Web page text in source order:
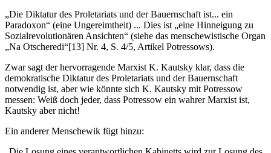
„Die Diktatur des Proletariats und der Bauernschaft ist... ein
Paradoxon“ (eine Ungereimtheit) ... Dies ist „eine Hinneigung zu
Sozialrevolutionären Ansichten“ (siehe das menschewistische Organ
„Na Otscheredi“[13] Nr. 4, S. 4/5, Artikel Potressows).
Zwar sagt der hervorragende Marxist K. Kautsky klar, dass die
demokratische Diktatur des Proletariats und der Bauernschaft
notwendig ist, aber wie könnte sich K. Kautsky mit Potressow
messen: Weiß doch jeder, dass Potressow ein wahrer Marxist ist,
Kautsky aber nicht!
Ein anderer Menschewik fügt hinzu: